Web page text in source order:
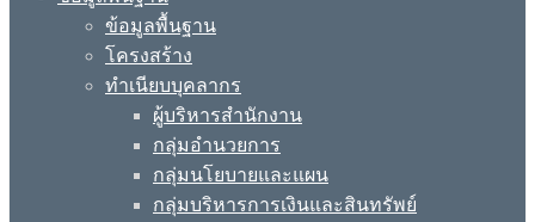
ข้อมูลพื้นฐาน
โครงสร้าง
ทำเนียบบุคลากร
ผู้บริหารสำนักงาน
กลุ่มอำนวยการ
กลุ่มนโยบายและแผน
กลุ่มบริหารการเงินและสินทรัพย์